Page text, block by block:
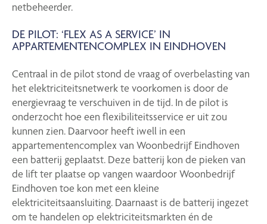
netbeheerder.
DE PILOT: ‘FLEX AS A SERVICE’ IN
APPARTEMENTENCOMPLEX IN EINDHOVEN
Centraal in de pilot stond de vraag of overbelasting van
het elektriciteitsnetwerk te voorkomen is door de
energievraag te verschuiven in de tijd. In de pilot is
onderzocht hoe een flexibiliteitsservice er uit zou
kunnen zien. Daarvoor heeft iwell in een
appartementencomplex van Woonbedrijf Eindhoven
een batterij geplaatst. Deze batterij kon de pieken van
de lift ter plaatse op vangen waardoor Woonbedrijf
Eindhoven toe kon met een kleine
elektriciteitsaansluiting. Daarnaast is de batterij ingezet
om te handelen op elektriciteitsmarkten én de